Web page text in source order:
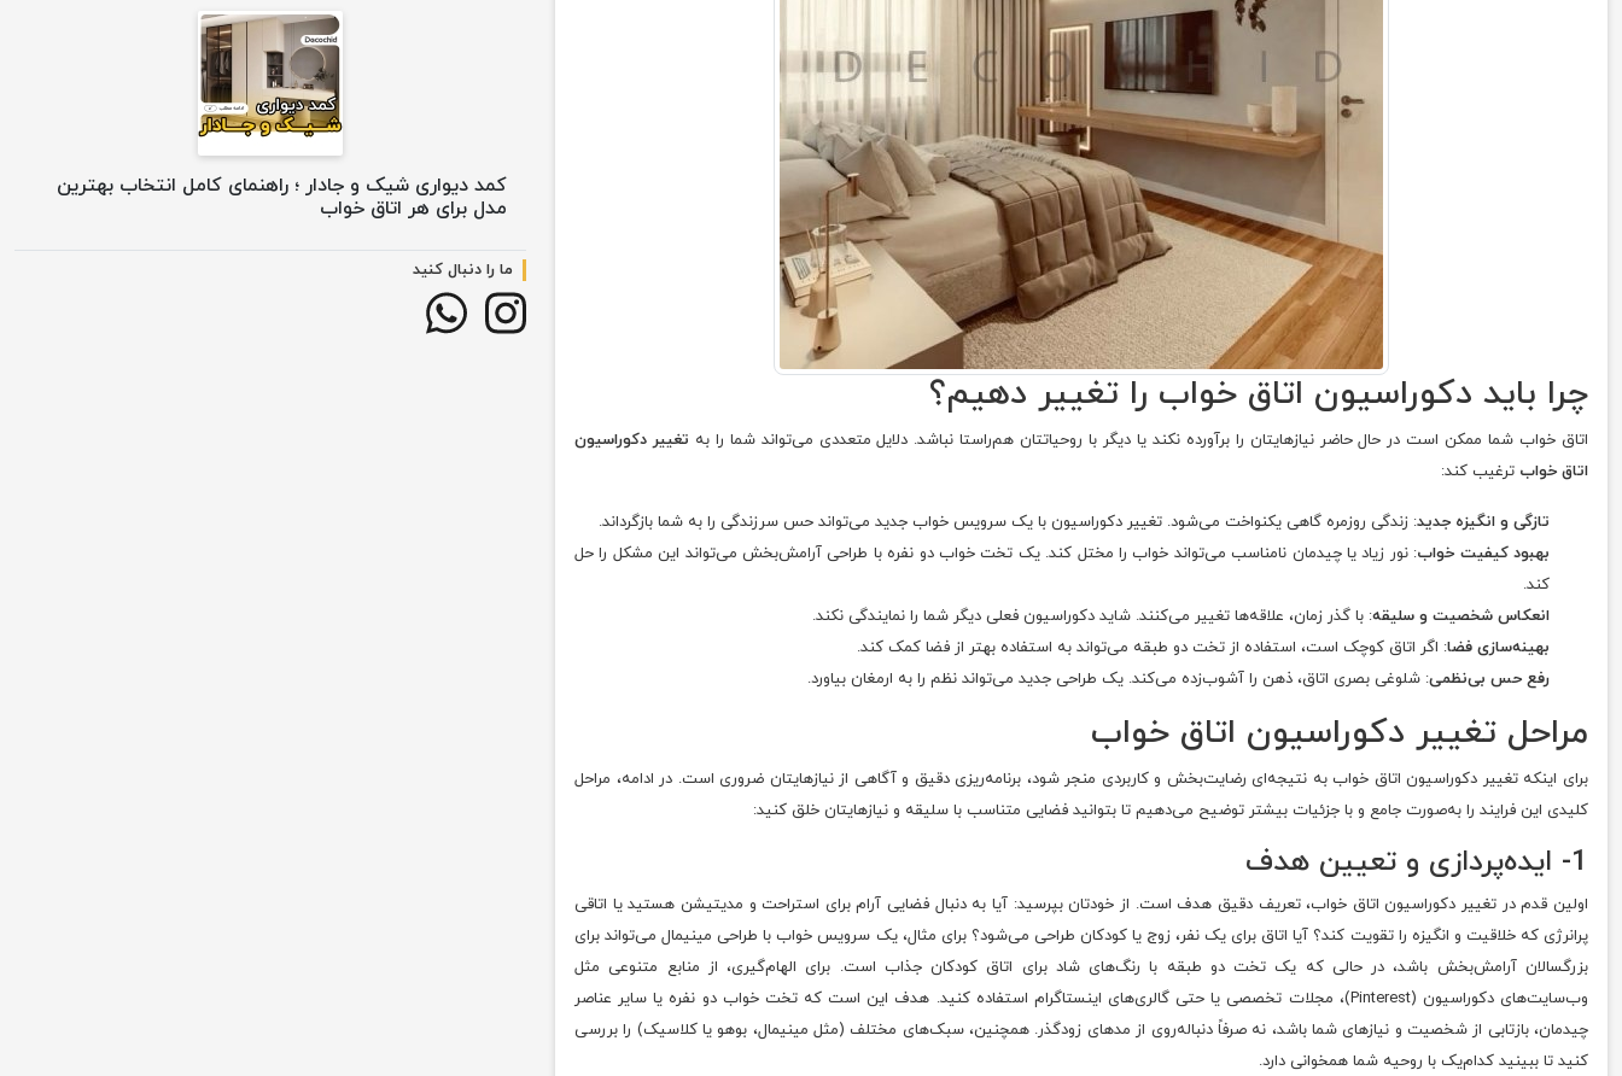
چرا باید دکوراسیون اتاق خواب را تغییر دهیم؟
اتاق خواب شما ممکن است در حال حاضر نیازهایتان را برآورده نکند یا دیگر با روحیاتتان هم‌راستا نباشد. دلایل متعددی می‌تواند شما را به تغییر دکوراسیون
اتاق خواب ترغیب کند:
تازگی و انگیزه جدید: زندگی روزمره گاهی یکنواخت می‌شود. تغییر دکوراسیون با یک سرویس خواب جدید می‌تواند حس سرزندگی را به شما بازگرداند.
بهبود کیفیت خواب: نور زیاد یا چیدمان نامناسب می‌تواند خواب را مختل کند. یک تخت خواب دو نفره با طراحی آرامش‌بخش می‌تواند این مشکل را حل
کند.
انعکاس شخصیت و سلیقه: با گذر زمان، علاقه‌ها تغییر می‌کنند. شاید دکوراسیون فعلی دیگر شما را نمایندگی نکند.
بهینه‌سازی فضا: اگر اتاق کوچک است، استفاده از تخت دو طبقه می‌تواند به استفاده بهتر از فضا کمک کند.
رفع حس بی‌نظمی: شلوغی بصری اتاق، ذهن را آشوب‌زده می‌کند. یک طراحی جدید می‌تواند نظم را به ارمغان بیاورد.
مراحل تغییر دکوراسیون اتاق خواب
برای اینکه تغییر دکوراسیون اتاق خواب به نتیجه‌ای رضایت‌بخش و کاربردی منجر شود، برنامه‌ریزی دقیق و آگاهی از نیازهایتان ضروری است. در ادامه، مراحل
کلیدی این فرایند را به‌صورت جامع و با جزئیات بیشتر توضیح می‌دهیم تا بتوانید فضایی متناسب با سلیقه و نیازهایتان خلق کنید:
1- ایده‌پردازی و تعیین هدف
اولین قدم در تغییر دکوراسیون اتاق خواب، تعریف دقیق هدف است. از خودتان بپرسید: آیا به دنبال فضایی آرام برای استراحت و مدیتیشن هستید یا اتاقی
پرانرژی که خلاقیت و انگیزه را تقویت کند؟ آیا اتاق برای یک نفر، زوج یا کودکان طراحی می‌شود؟ برای مثال، یک سرویس خواب با طراحی مینیمال می‌تواند برای
بزرگسالان آرامش‌بخش باشد، در حالی که یک تخت دو طبقه با رنگ‌های شاد برای اتاق کودکان جذاب است. برای الهام‌گیری، از منابع متنوعی مثل
وب‌سایت‌های دکوراسیون (Pinterest)، مجلات تخصصی یا حتی گالری‌های اینستاگرام استفاده کنید. هدف این است که تخت خواب دو نفره یا سایر عناصر
چیدمان، بازتابی از شخصیت و نیازهای شما باشد، نه صرفاً دنباله‌روی از مدهای زودگذر. همچنین، سبک‌های مختلف (مثل مینیمال، بوهو یا کلاسیک) را بررسی
کنید تا ببینید کدام‌یک با روحیه شما همخوانی دارد.
کمد دیواری شیک و جادار ؛ راهنمای کامل انتخاب بهترین
مدل برای هر اتاق خواب
ما را دنبال کنید